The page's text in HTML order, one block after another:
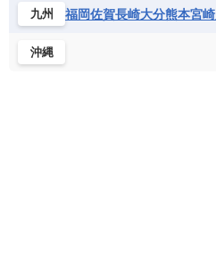
九州 福岡佐賀長崎大分熊本宮崎
沖縄